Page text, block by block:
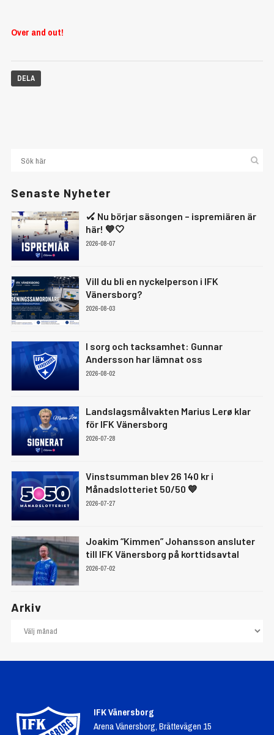
Over and out!
DELA
Senaste Nyheter
🏑 Nu börjar säsongen – ispremiären är
här! 💙🤍
2026-08-07
Vill du bli en nyckelperson i IFK
Vänersborg?
2026-08-03
I sorg och tacksamhet: Gunnar
Andersson har lämnat oss
2026-08-02
Landslagsmålvakten Marius Lerø klar
för IFK Vänersborg
2026-07-28
Vinstsumman blev 26 140 kr i
Månadslotteriet 50/50 💙
2026-07-27
Joakim “Kimmen” Johansson ansluter
till IFK Vänersborg på korttidsavtal
2026-07-02
Arkiv
IFK Vänersborg
Arena Vänersborg, Brättevägen 15